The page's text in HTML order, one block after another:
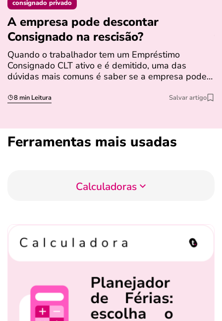
consignado privado
A empresa pode descontar
Consignado na rescisão​?
Quando o trabalhador tem um Empréstimo
Consignado CLT ativo e é demitido, uma das
dúvidas mais comuns é saber se a empresa pode…
8 min Leitura Salvar artigo
Ferramentas mais usadas
Calculadoras